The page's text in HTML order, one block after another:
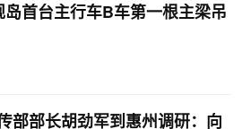
岛首台主行车B车第一根主梁吊
部部长胡劲军到惠州调研：向